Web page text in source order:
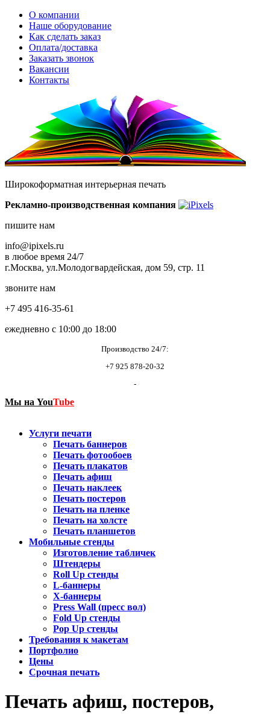
О компании
Наше оборудование
Как сделать заказ
Оплата/доставка
Заказать звонок
Вакансии
Контакты
Широкоформатная интерьерная печать
Рекламно-производственная компания
пишите нам
info@ipixels.ru
в любое время 24/7
г.Москва, ул.Молодогвардейская, дом 59, стр. 11
звоните нам
+7 495 416-35-61
ежедневно с 10:00 до 18:00
Производство 24/7:
+7 925 878-20-32
-
Мы на YouTube
Услуги печати
Печать баннеров
Печать фотообоев
Печать плакатов
Печать афиш
Печать наклеек
Печать постеров
Печать на пленке
Печать на холсте
Печать планшетов
Мобильные стенды
Изготовление табличек
Штендеры
Roll Up стенды
L-баннеры
X-баннеры
Press Wall (пресс вол)
Fold Up стенды
Pop Up стенды
Требования к макетам
Портфолио
Цены
Срочная печать
Печать афиш, постеров,